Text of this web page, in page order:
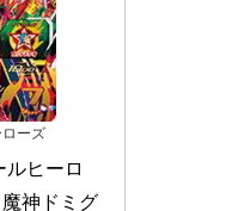
ーズ
ルヒーロ
神ドミグ